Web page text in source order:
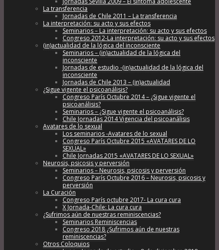
La transferencia
Jornadas de Chile 2011 – La transferencia
La interpretación: su acto y sus efectos
Seminarios – La interpretación: su acto y sus efectos
Congreso 2012-La interpretación: su acto y sus efectos
(in)actualidad de la lógica del inconsciente
Seminarios – (in)actualidad de la lógica del
inconsciente
Jornadas de estudio -(in)actualidad de la lógica del
inconsciente
Jornadas de Chile 2013 – (in)actualidad
¿Sigue vigente el psicoanálisis?
Congreso París Octubre 2014 – ¿Sigue vigente el
psicoanálisis?
Seminarios – ¿Sigue vigente el psicoanálisis?
Chile Jornadas 2014 Vigencia del psicoanálisis
Avatares de lo sexual
Los seminarios -Avatares de lo sexual
Congreso París Octubre 2015 «AVATARES DE LO
SEXUAL»
Chile Jornadas 2015 «AVATARES DE LO SEXUAL»
Neurosis, psicosis y perversión
Seminarios – Neurosis, psicosis y perversión
Congreso París Octubre 2016 – Neurosis, psicosis y
perversión
La Curación
Congreso París octubre 2017- La cura cura
X Jornada-Chile: La cura cura
¿Sufrimos aún de nuestras reminiscencias?
Seminarios Reminiscencias
Congreso 2018 ¿Sufrimos aún de nuestras
reminiscencias?
Otros Coloquios